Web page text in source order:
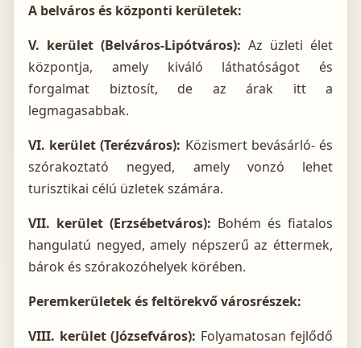
A belváros és központi kerületek:
V. kerület (Belváros-Lipótváros): Az üzleti élet
központja, amely kiváló láthatóságot és
forgalmat biztosít, de az árak itt a
legmagasabbak.
VI. kerület (Terézváros): Közismert bevásárló- és
szórakoztató negyed, amely vonzó lehet
turisztikai célú üzletek számára.
VII. kerület (Erzsébetváros): Bohém és fiatalos
hangulatú negyed, amely népszerű az éttermek,
bárok és szórakozóhelyek körében.
Peremkerületek és feltörekvő városrészek:
VIII. kerület (Józsefváros): Folyamatosan fejlődő